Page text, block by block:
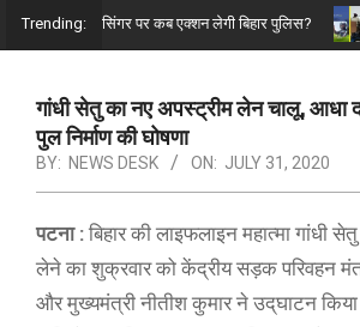
Trending:
गानेवाले सिंगर पर कब एक्शन लेगी बिहार पुलिस?
गांधी सेतु का नए अपस्ट्रीम लेन चालू,
पुल निर्माण की घोषणा
BY: NEWS DESK ON: JULY 31, 2020
पटना : बिहार की लाइफलाइन महात्मा गांधी
लेने का शुक्रवार को केंद्रीय सड़क परिवहन
और मुख्यमंत्री नीतीश कुमार ने उद्‌घाटन